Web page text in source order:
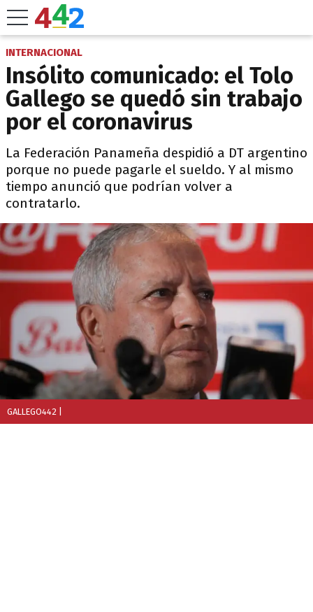
INTERNACIONAL
Insólito comunicado: el Tolo
Gallego se quedó sin trabajo
por el coronavirus
La Federación Panameña despidió a DT argentino
porque no puede pagarle el sueldo. Y al mismo
tiempo anunció que podrían volver a
contratarlo.
GALLEGO442